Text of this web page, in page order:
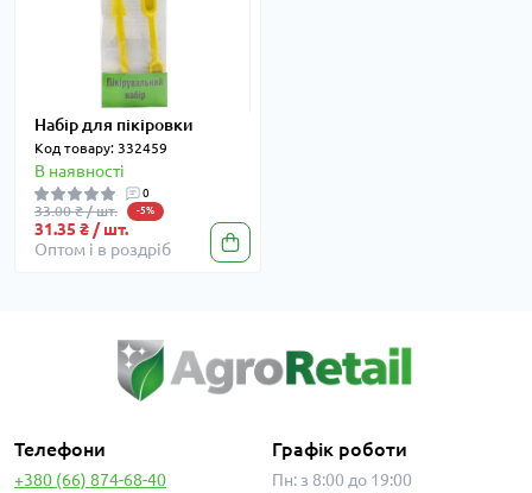
Набір для пікіровки
Код товару: 332459
В наявності
0
33.00 ₴ / шт. -5%
31.35 ₴ / шт.
Оптом і в роздріб
Телефони
+380 (66) 874-68-40
Графік роботи
Пн: з 8:00 до 19:00